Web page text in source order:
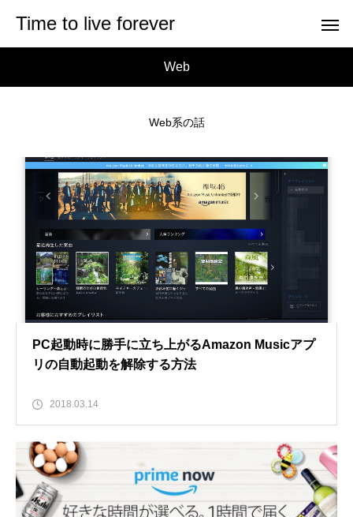
Time to live forever
Web
Web系の話
PC起動時に勝手に立ち上がるAmazon Musicアプ
リの自動起動を解除する方法
2018.03.14